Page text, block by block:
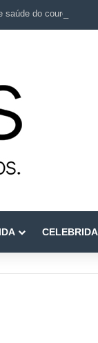
do couro